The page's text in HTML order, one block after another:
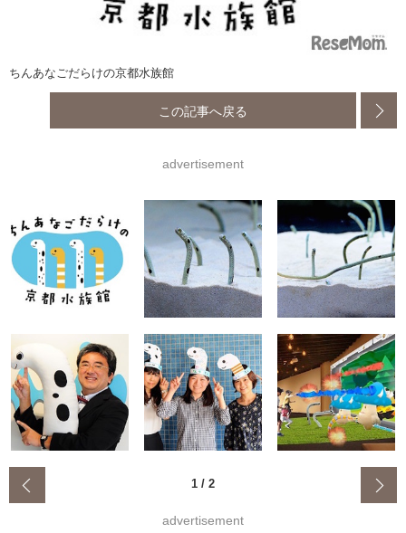
ちんあなごだらけの京都水族館
この記事へ戻る
advertisement
1 / 2
advertisement